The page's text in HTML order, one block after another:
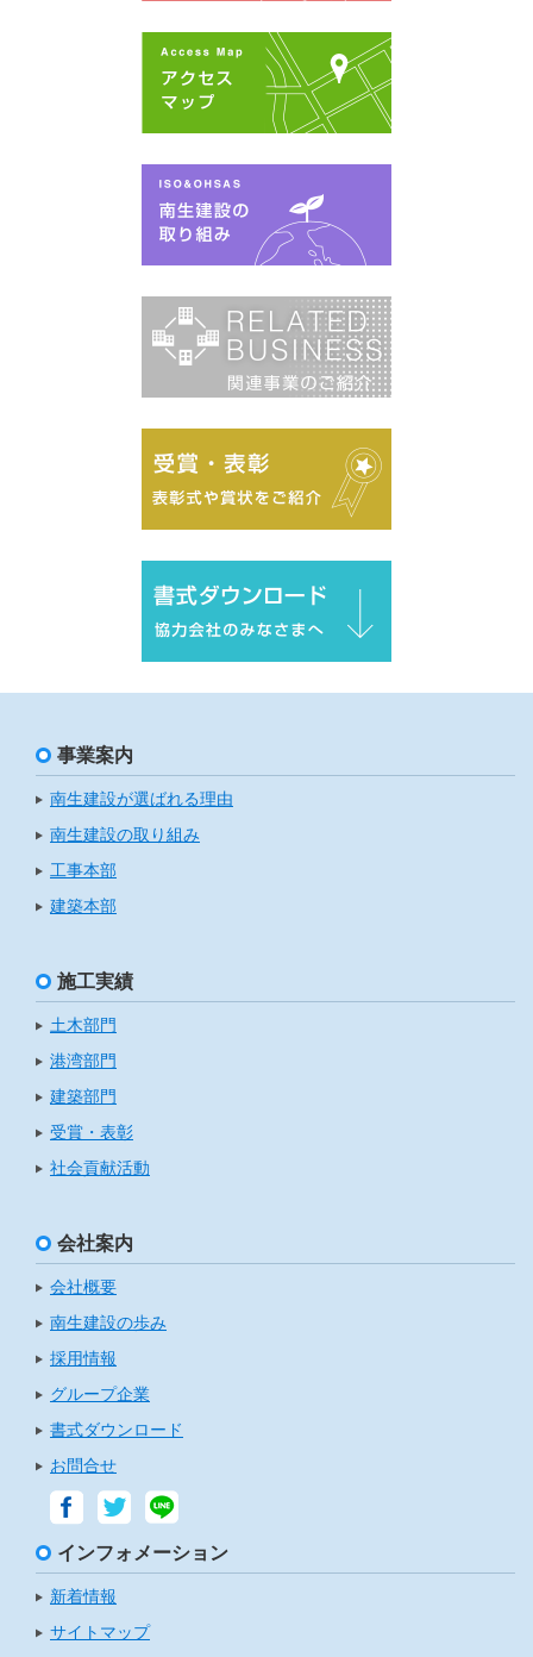
事業案内
南生建設が選ばれる理由
南生建設の取り組み
工事本部
建築本部
施工実績
土木部門
港湾部門
建築部門
受賞・表彰
社会貢献活動
会社案内
会社概要
南生建設の歩み
採用情報
グループ企業
書式ダウンロード
お問合せ
インフォメーション
新着情報
サイトマップ